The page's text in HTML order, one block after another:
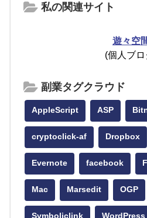
私の関連サイト
遊々空
(個人ブロ
副業タグクラウド
AppleScript ASP
cryptoclick-af Dropbox
Evernote facebook
Mac Marsedit OGP
Symboliclink WordPress